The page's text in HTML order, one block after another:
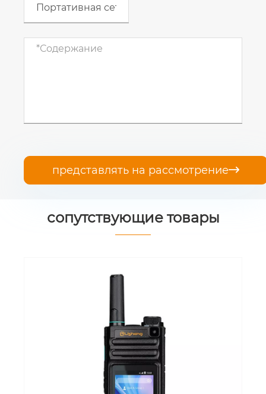
представлять на рассмотрение
сопутствующие товары